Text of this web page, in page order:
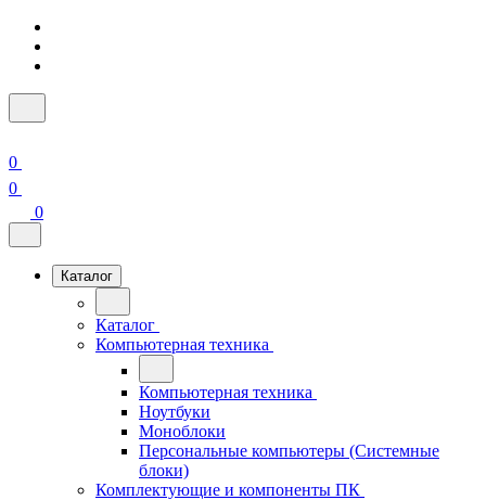
0
0
0
Каталог
Каталог
Компьютерная техника
Компьютерная техника
Ноутбуки
Моноблоки
Персональные компьютеры (Системные
блоки)
Комплектующие и компоненты ПК